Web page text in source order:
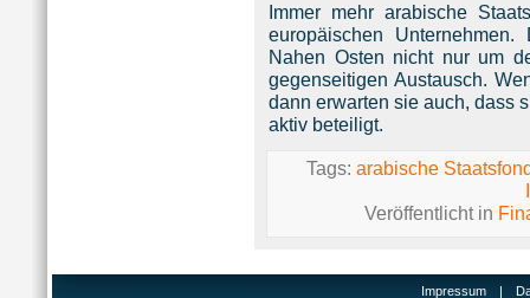
Immer mehr arabische
europäischen
Nahen Osten nicht nur um
gegenseitigen Austausch.
dann erwarten sie auch, dass
aktiv beteiligt.
Tags: arabische
Veröffentlicht in
Impressum |